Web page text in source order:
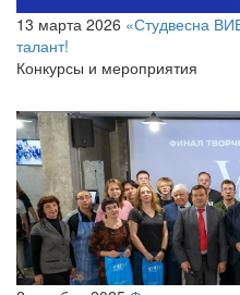
13 марта 2026 «Студвесна
талант!
Конкурсы и мероприятия